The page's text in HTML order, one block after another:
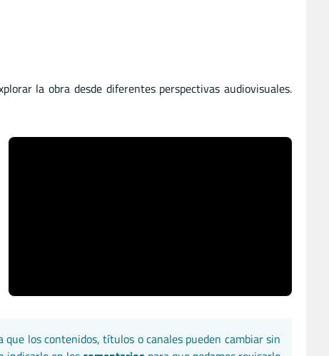
la obra desde diferentes perspectivas audiovisuales.
los contenidos, títulos o canales pueden cambiar sin